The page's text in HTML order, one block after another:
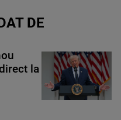
DE
la